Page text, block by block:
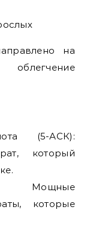
на
(5-АСК):
который
Мощные
которые